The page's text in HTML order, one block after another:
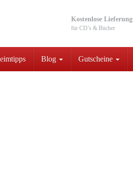
Kostenlose Lieferung
für CD’s & Bücher
Blog Gutscheine